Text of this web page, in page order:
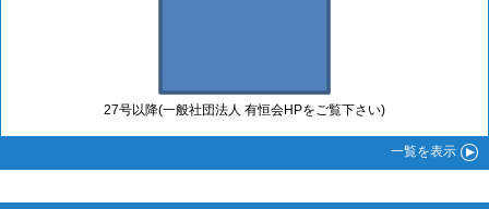
27号以降(一般社団法人 有恒会HPをご覧下さい)
一覧を表示